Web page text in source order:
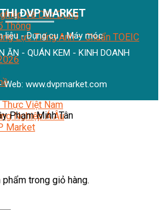
Và Dân Dụng
Thông
Lực Tiếng Anh – Chuẩn TOEIC
Việt Nam
Nghiệp Á Âu
Market
trong giỏ hàng.
ĐVP MARKET
liệu - Dụng cụ - Máy móc
ĂN - QUÁN KEM - KINH DOANH
Web: www.dvpmarket.com
Phạm Minh Tân